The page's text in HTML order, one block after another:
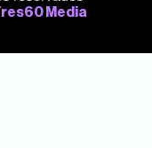
Media